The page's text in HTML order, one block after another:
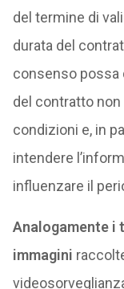
del termine di
durata del
consenso possa
del contratto non
condizioni e, in
intendere
influenzare il
Analogamente i
immagini